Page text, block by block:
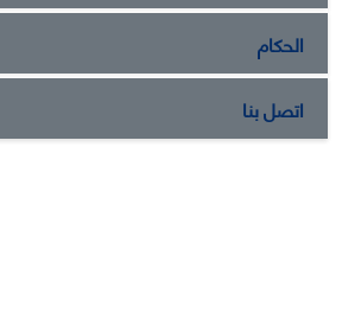
الحكام
اتصل بنا